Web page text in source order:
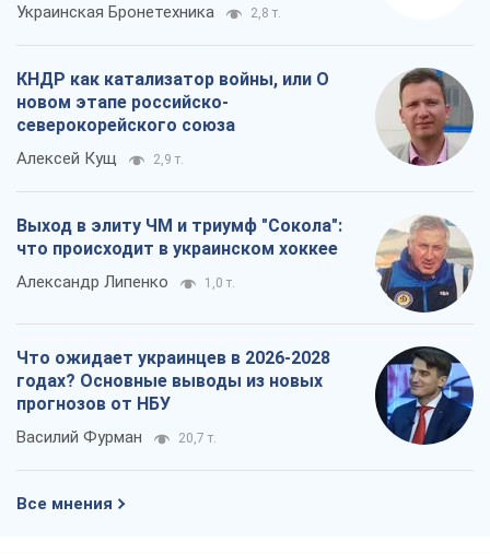
Украинская Бронетехника 2,8 т.
КНДР как катализатор войны, или О
новом этапе российско-
северокорейского союза
Алексей Кущ 2,9 т.
Выход в элиту ЧМ и триумф "Сокола":
что происходит в украинском хоккее
Александр Липенко 1,0 т.
Что ожидает украинцев в 2026-2028
годах? Основные выводы из новых
прогнозов от НБУ
Василий Фурман 20,7 т.
Все мнения